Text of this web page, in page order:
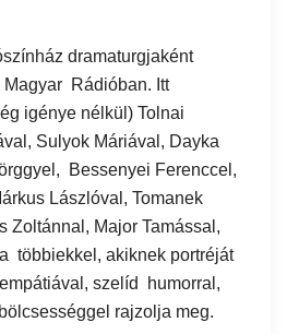
dramaturgjaként
Magyar Rádióban. Itt
igénye nélkül) Tolnai
Sulyok Máriával, Dayka
Bessenyei Ferenccel,
Lászlóval, Tomanek
Zoltánnal, Major Tamással,
többiekkel, akiknek portréját
szelíd humorral,
rajzolja meg.